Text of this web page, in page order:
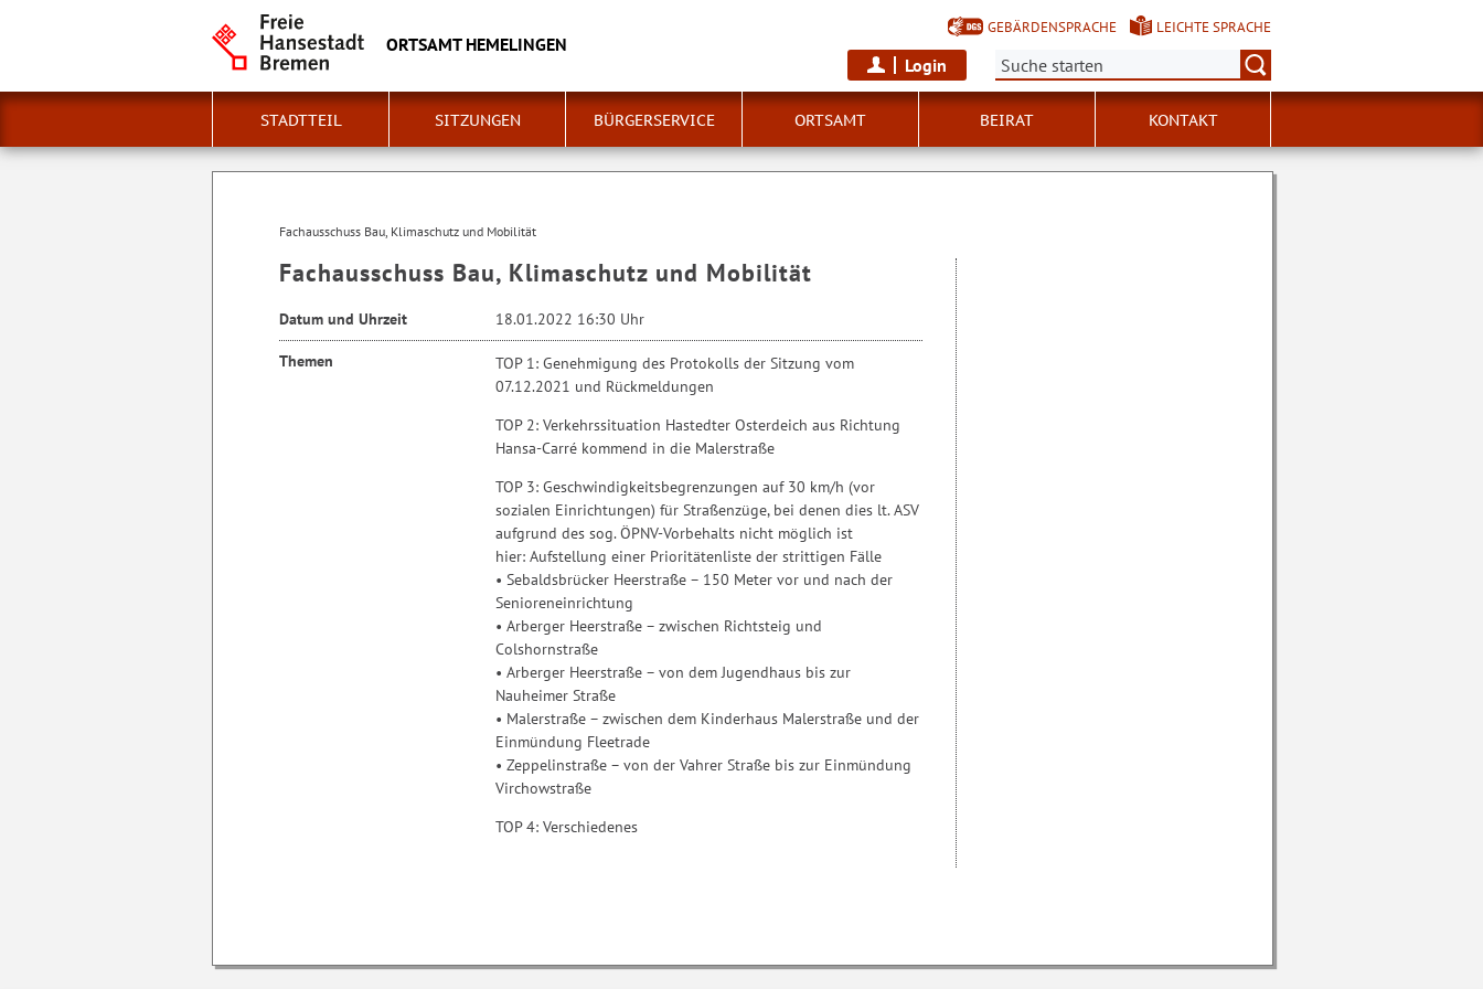
ORTSAMT HEMELINGEN
GEBÄRDENSPRACHE LEICHTE SPRACHE
Login Suche:
STADTTEIL SITZUNGEN BÜRGERSERVICE ORTSAMT BEIRAT KONTAKT
Fachausschuss Bau, Klimaschutz und Mobilität
Fachausschuss Bau, Klimaschutz und Mobilität
Datum und Uhrzeit 18.01.2022 16:30 Uhr
Themen
TOP 1: Genehmigung des Protokolls der Sitzung vom
07.12.2021 und Rückmeldungen
TOP 2: Verkehrssituation Hastedter Osterdeich aus Richtung
Hansa-Carré kommend in die Malerstraße
TOP 3: Geschwindigkeitsbegrenzungen auf 30 km/h (vor
sozialen Einrichtungen) für Straßenzüge, bei denen dies lt. ASV
aufgrund des sog. ÖPNV-Vorbehalts nicht möglich ist
hier: Aufstellung einer Prioritätenliste der strittigen Fälle
• Sebaldsbrücker Heerstraße – 150 Meter vor und nach der
Senioreneinrichtung
• Arberger Heerstraße – zwischen Richtsteig und
Colshornstraße
• Arberger Heerstraße – von dem Jugendhaus bis zur
Nauheimer Straße
• Malerstraße – zwischen dem Kinderhaus Malerstraße und der
Einmündung Fleetrade
• Zeppelinstraße – von der Vahrer Straße bis zur Einmündung
Virchowstraße
TOP 4: Verschiedenes